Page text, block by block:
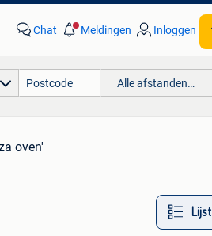
Chat Meldingen Inloggen
Alle afstanden…
oven'
Lijst